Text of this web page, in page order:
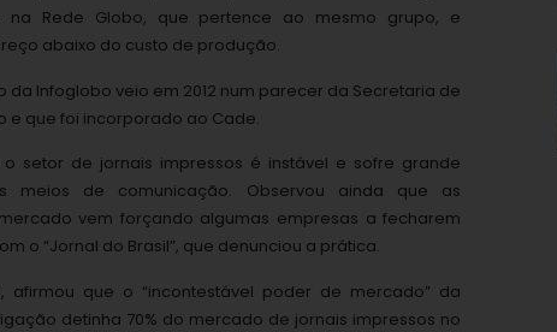
Rede Globo, que pertence ao mesmo grupo, e
abaixo do custo de produção.
Infoglobo veio em 2012 num parecer da Secretaria de
e que foi incorporado ao Cade.
setor de jornais impressos é instável e sofre grande
meios de comunicação. Observou ainda que as
vem forçando algumas empresas a fecharem
o “Jornal do Brasil”, que denunciou a prática.
afirmou que o “incontestável poder de mercado” da
detinha 70% do mercado de jornais impressos no